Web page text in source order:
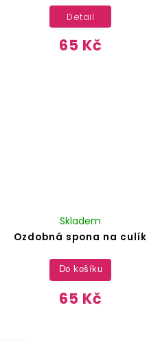
65 Kč
Detail
Ozdobná spona na culík
Skladem
65 Kč
Do košíku